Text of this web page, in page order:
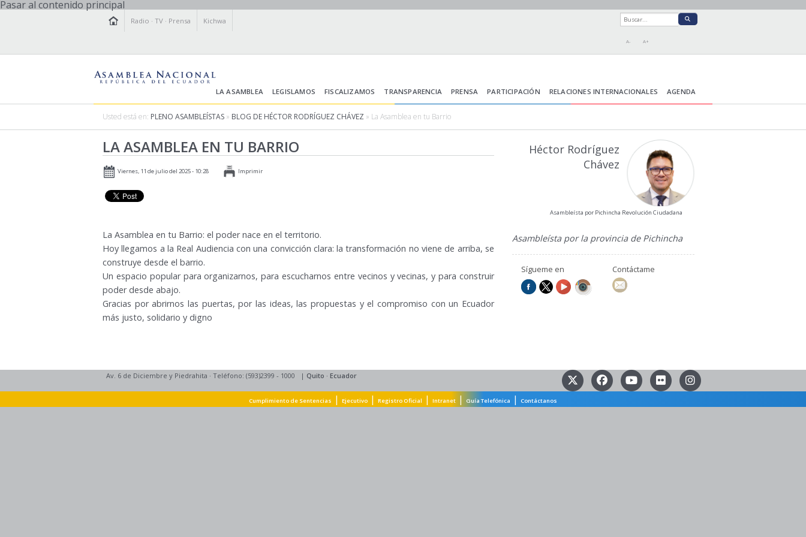
Pasar al contenido principal
Radio ·TV · Prensa Kichwa
A- A+
LA ASAMBLEA LEGISLAMOS FISCALIZAMOS TRANSPARENCIA PRENSA PARTICIPACIÓN RELACIONES INTERNACIONALES AGENDA
Usted está en: PLENO ASAMBLEÍSTAS » BLOG DE HÉCTOR RODRÍGUEZ CHÁVEZ » La Asamblea en tu Barrio
LA ASAMBLEA EN TU BARRIO
Viernes, 11 de julio del 2025 - 10:28 Imprimir
La Asamblea en tu Barrio: el poder nace en el territorio.
Hoy llegamos a la Real Audiencia con una convicción clara: la transformación no viene de arriba, se
construye desde el barrio.
Un espacio popular para organizarnos, para escucharnos entre vecinos y vecinas, y para construir
poder desde abajo.
Gracias por abrirnos las puertas, por las ideas, las propuestas y el compromiso con un Ecuador
más justo, solidario y digno
Héctor Rodríguez
Chávez
Asambleísta por Pichincha Revolución Ciudadana
Asambleísta por la provincia de Pichincha
Sígueme en Contáctame
Av. 6 de Diciembre y Piedrahita · Teléfono: (593)2399 - 1000 | Quito · Ecuador
Cumplimiento de Sentencias | Ejecutivo | Registro Oficial | Intranet | Guía Telefónica | Contáctanos